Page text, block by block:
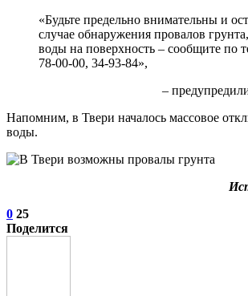
«Будьте предельно внимательны и
случае обнаружения провалов
воды на поверхность – сообщите по
78-00-00, 34-93-84»,
–
Напомним, в Твери началось массовое
воды.
0 25
Поделится